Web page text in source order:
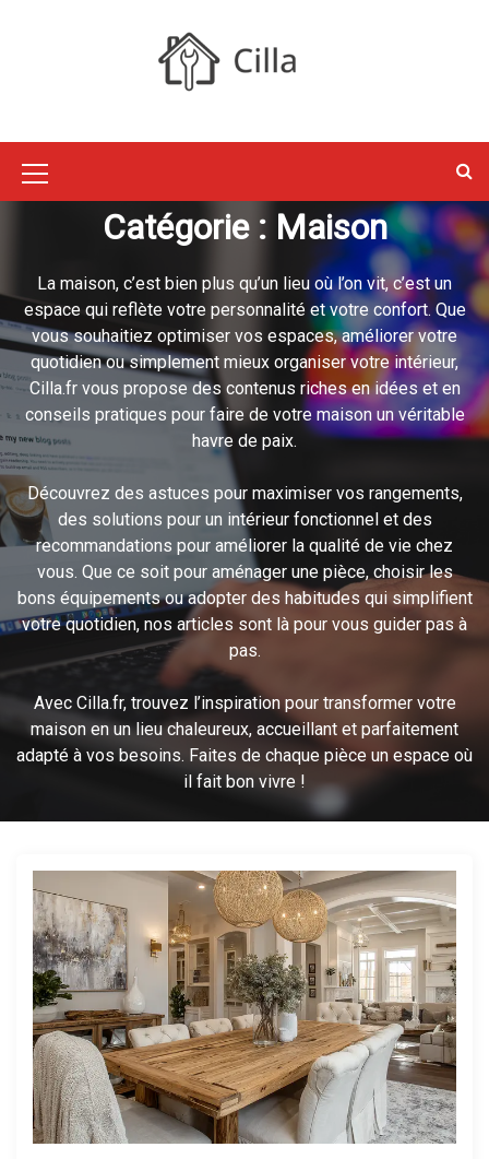
o
n
t
Cilla : Jardin,
Maison, Déco,
Travaux
M
u
I
c
o
n
Catégorie : Maison
La maison, c’est bien plus qu’un lieu où l’on vit, c’est un
espace qui reflète votre personnalité et votre confort. Que
vous souhaitiez optimiser vos espaces, améliorer votre
quotidien ou simplement mieux organiser votre intérieur,
Cilla.fr vous propose des contenus riches en idées et en
conseils pratiques pour faire de votre maison un véritable
havre de paix.
Découvrez des astuces pour maximiser vos rangements,
des solutions pour un intérieur fonctionnel et des
recommandations pour améliorer la qualité de vie chez
vous. Que ce soit pour aménager une pièce, choisir les
bons équipements ou adopter des habitudes qui simplifient
votre quotidien, nos articles sont là pour vous guider pas à
pas.
Avec Cilla.fr, trouvez l’inspiration pour transformer votre
maison en un lieu chaleureux, accueillant et parfaitement
adapté à vos besoins. Faites de chaque pièce un espace où
il fait bon vivre !
l